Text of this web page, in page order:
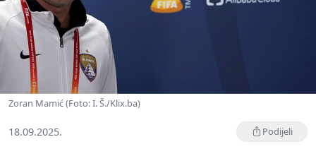
Zoran Mamić (Foto: I. Š./Klix.ba)
18.09.2025. Podijeli